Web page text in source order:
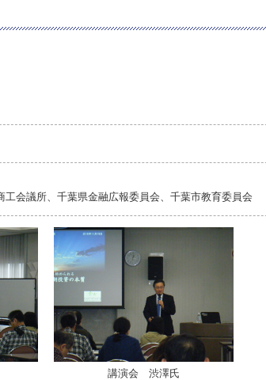
会議所、千葉県金融広報委員会、千葉市教育委員会
講演会 渋澤氏